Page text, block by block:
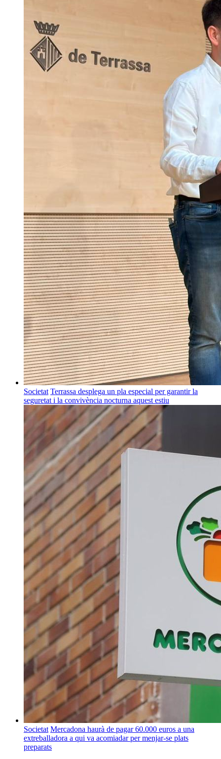
Societat Terrassa desplega un pla especial per garantir la
seguretat i la convivència nocturna aquest estiu
Societat Mercadona haurà de pagar 60.000 euros a una
extreballadora a qui va acomiadar per menjar-se plats
preparats